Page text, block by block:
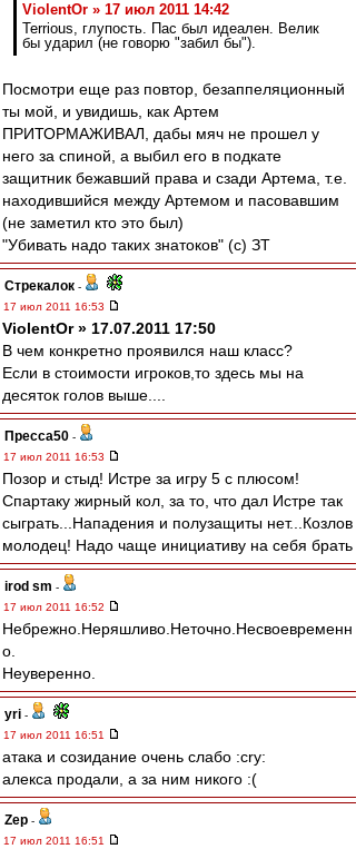
ViolentOr » 17 июл 2011 14:42
Terrious, глупость. Пас был идеален. Велик
бы ударил (не говорю "забил бы").
Посмотри еще раз повтор, безаппеляционный
ты мой, и увидишь, как Артем
ПРИТОРМАЖИВАЛ, дабы мяч не прошел у
него за спиной, а выбил его в подкате
защитник бежавший права и сзади Артема, т.е.
находившийся между Артемом и пасовавшим
(не заметил кто это был)
"Убивать надо таких знатоков" (с) ЗТ
Стрекалок -
17 июл 2011 16:53
ViolentOr » 17.07.2011 17:50
В чем конкретно проявился наш класс?
Если в стоимости игроков,то здесь мы на
десяток голов выше....
Пресса50 -
17 июл 2011 16:53
Позор и стыд! Истре за игру 5 с плюсом!
Спартаку жирный кол, за то, что дал Истре так
сыграть...Нападения и полузащиты нет...Козлов
молодец! Надо чаще инициативу на себя брать
irod sm -
17 июл 2011 16:52
Небрежно.Неряшливо.Неточно.Несвоевременн
о.
Неуверенно.
yri -
17 июл 2011 16:51
атака и созидание очень слабо :cry:
алекса продали, а за ним никого :(
Zep -
17 июл 2011 16:51